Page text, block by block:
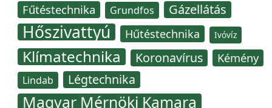
Fűtéstechnika Grundfos Gázellátás
Hőszivattyú Hűtéstechnika Ivóvíz
Klímatechnika Koronavírus Kémény
Lindab Légtechnika
Magyar Mérnöki Kamara